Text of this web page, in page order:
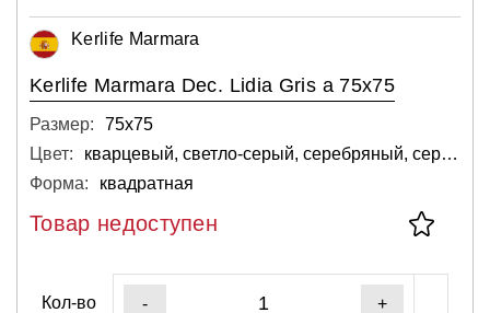
Kerlife Marmara
Kerlife Marmara Dec. Lidia Gris а 75x75
Размер:
75х75
Цвет:
кварцевый, светло-серый, серебряный, серый, тёмный
Форма:
квадратная
Товар недоступен
Кол-во - +